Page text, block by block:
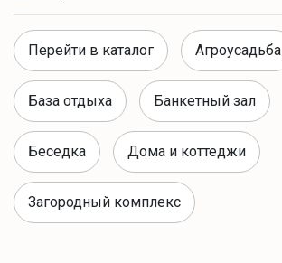
Перейти в каталог Агроусадьба
База отдыха Банкетный зал
Беседка Дома и коттеджи
Загородный комплекс